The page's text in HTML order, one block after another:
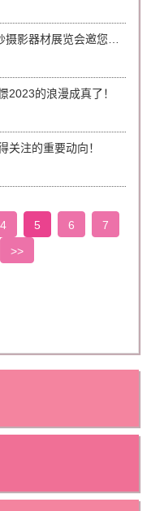
定档8月上海 | 第39届上海国际婚纱摄影器材展览会邀您相约
的浪漫成真了！
关注的重要动向！
4 5 6
7
>>